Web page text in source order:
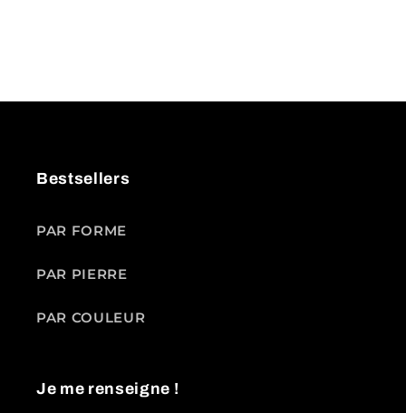
Bestsellers
PAR FORME
PAR PIERRE
PAR COULEUR
Je me renseigne !